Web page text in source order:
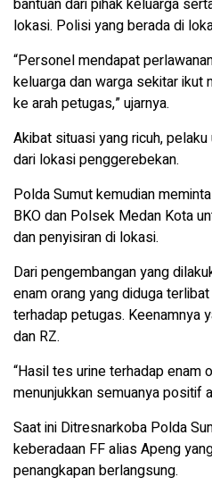
bantuan dari pihak keluarga
lokasi. Polisi yang berada di
“Personel mendapat
keluarga dan warga sekitar ikut
ke arah petugas,” ujarnya.
Akibat situasi yang ricuh,
dari lokasi penggerebekan.
Polda Sumut kemudian
BKO dan Polsek Medan Kota
dan penyisiran di lokasi.
Dari pengembangan yang
enam orang yang diduga
terhadap petugas. Keenamnya
dan RZ.
“Hasil tes urine terhadap enam
menunjukkan semuanya positif
Saat ini Ditresnarkoba Polda
keberadaan FF alias Apeng
penangkapan berlangsung.